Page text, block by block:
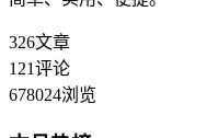
326文章
121评论
678024浏览